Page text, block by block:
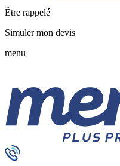
Être rappelé
Simuler mon devis
menu